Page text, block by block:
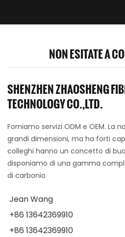
NON ESITATE A
SHENZHEN ZHAOSHENG
TECHNOLOGY CO.,LTD.
Forniamo servizi ODM e OEM. La
grandi dimensioni, ma ha forti
colleghi hanno un concetto di
disponiamo di una gamma
di carbonio
Jean Wang
+86 13642369910
+86 13642369910